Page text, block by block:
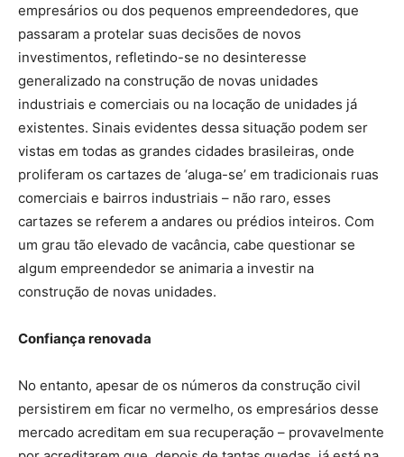
empresários ou dos pequenos empreendedores, que
passaram a protelar suas decisões de novos
investimentos, refletindo-se no desinteresse
generalizado na construção de novas unidades
industriais e comerciais ou na locação de unidades já
existentes. Sinais evidentes dessa situação podem ser
vistas em todas as grandes cidades brasileiras, onde
proliferam os cartazes de ‘aluga-se’ em tradicionais ruas
comerciais e bairros industriais – não raro, esses
cartazes se referem a andares ou prédios inteiros. Com
um grau tão elevado de vacância, cabe questionar se
algum empreendedor se animaria a investir na
construção de novas unidades.
Confiança renovada
No entanto, apesar de os números da construção civil
persistirem em ficar no vermelho, os empresários desse
mercado acreditam em sua recuperação – provavelmente